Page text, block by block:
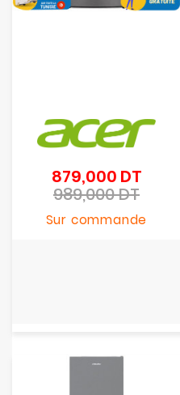
879,000 DTPrix
989,000 DTPrix
Sur commande